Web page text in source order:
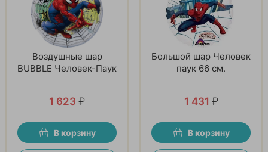
Воздушные шар
BUBBLE Человек-Паук
1 623 ₽
В корзину
Большой шар Человек
паук 66 см.
1 431 ₽
В корзину